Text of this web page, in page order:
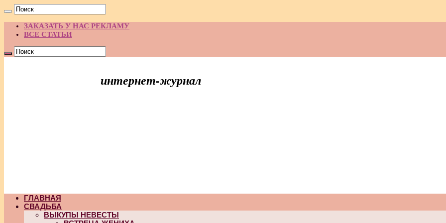
ЗАКАЗАТЬ У НАС РЕКЛАМУ
ВСЕ СТАТЬИ
интернет-журнал
ГЛАВНАЯ
СВАДЬБА
ВЫКУПЫ НЕВЕСТЫ